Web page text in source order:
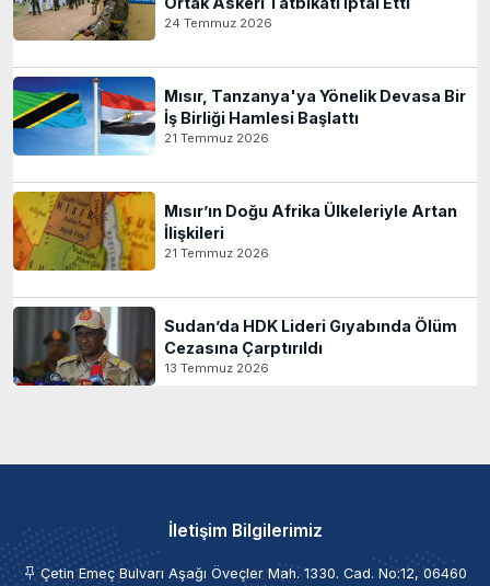
24 Temmuz 2026
Mısır, Tanzanya'ya Yönelik Devasa Bir
İş Birliği Hamlesi Başlattı
21 Temmuz 2026
Mısır’ın Doğu Afrika Ülkeleriyle Artan
İlişkileri
21 Temmuz 2026
Sudan’da HDK Lideri Gıyabında Ölüm
Cezasına Çarptırıldı
13 Temmuz 2026
İletişim Bilgilerimiz
Çetin Emeç Bulvarı Aşağı Öveçler Mah. 1330. Cad. No:12, 06460